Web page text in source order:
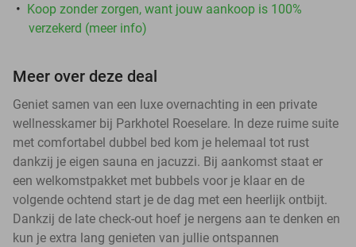
Koop zonder zorgen, want jouw aankoop is 100%
verzekerd (meer info)
Meer over deze deal
Geniet samen van een luxe overnachting in een private
wellnesskamer bij Parkhotel Roeselare. In deze ruime suite
met comfortabel dubbel bed kom je helemaal tot rust
dankzij je eigen sauna en jacuzzi. Bij aankomst staat er
een welkomstpakket met bubbels voor je klaar en de
volgende ochtend start je de dag met een heerlijk ontbijt.
Dankzij de late check-out hoef je nergens aan te denken en
kun je extra lang genieten van jullie ontspannen